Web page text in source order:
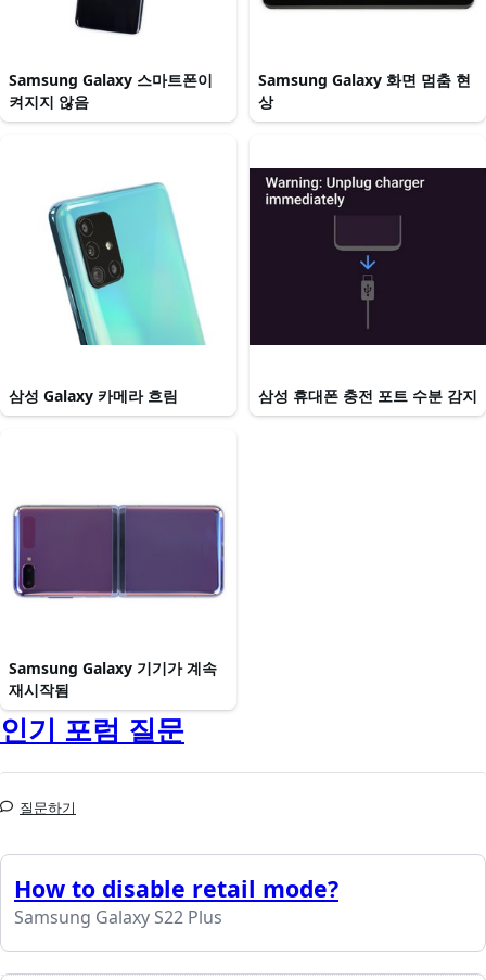
Samsung Galaxy 스마트폰이
켜지지 않음
Samsung Galaxy 화면 멈춤 현
상
삼성 Galaxy 카메라 흐림 삼성 휴대폰 충전 포트 수분 감지
Samsung Galaxy 기기가 계속
재시작됨
인기 포럼 질문
질문하기
How to disable retail mode?
Samsung Galaxy S22 Plus